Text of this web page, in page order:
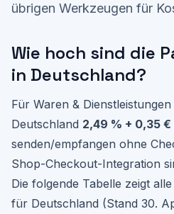
übrigen Werkzeugen für
Wie hoch sind die
in Deutschland?
Für Waren &
Deutschland 2,49 % + 0,35
senden/empfangen ohne
Shop-Checkout-Integration
Die folgende Tabelle zeigt
für Deutschland (Stand 30.